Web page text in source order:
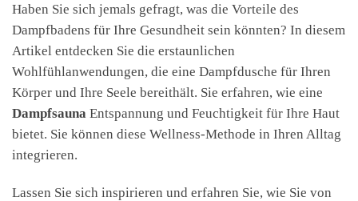
Haben Sie sich jemals gefragt, was die Vorteile des
Dampfbadens für Ihre Gesundheit sein könnten? In diesem
Artikel entdecken Sie die erstaunlichen
Wohlfühlanwendungen, die eine Dampfdusche für Ihren
Körper und Ihre Seele bereithält. Sie erfahren, wie eine
Dampfsauna Entspannung und Feuchtigkeit für Ihre Haut
bietet. Sie können diese Wellness-Methode in Ihren Alltag
integrieren.
Lassen Sie sich inspirieren und erfahren Sie, wie Sie von